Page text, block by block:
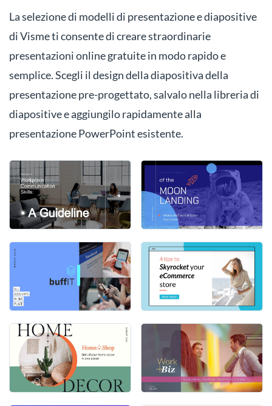
La selezione di modelli di presentazione e diapositive
di Visme ti consente di creare straordinarie
presentazioni online gratuite in modo rapido e
semplice. Scegli il design della diapositiva della
presentazione pre-progettato, salvalo nella libreria di
diapositive e aggiungilo rapidamente alla
presentazione PowerPoint esistente.